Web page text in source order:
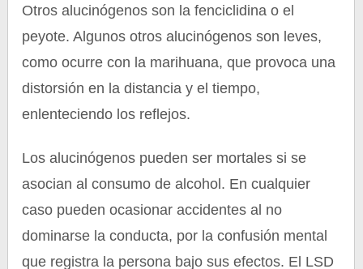
Otros alucinógenos son la fenciclidina o el
peyote. Algunos otros alucinógenos son leves,
como ocurre con la marihuana, que provoca una
distorsión en la distancia y el tiempo,
enlenteciendo los reflejos.
Los alucinógenos pueden ser mortales si se
asocian al consumo de alcohol. En cualquier
caso pueden ocasionar accidentes al no
dominarse la conducta, por la confusión mental
que registra la persona bajo sus efectos. El LSD